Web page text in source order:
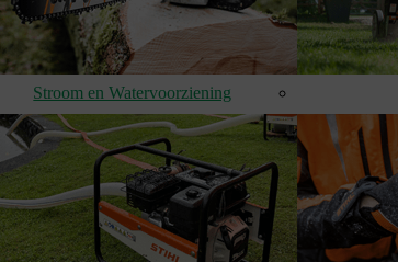
Stroom en Watervoorziening